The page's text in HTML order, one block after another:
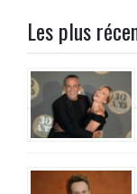
Les plus